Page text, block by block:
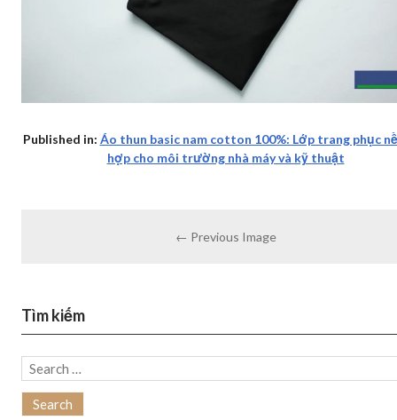
Published in: Áo thun basic nam cotton 100%: Lớp trang phục
hợp cho môi trường nhà máy và kỹ thuật
← Previous Image
Tìm kiếm
Search
for: